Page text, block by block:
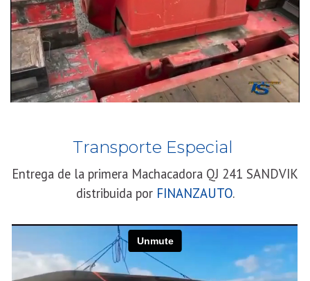
Transporte Especial
Entrega de la primera Machacadora QJ 241 SANDVIK
distribuida por FINANZAUTO.